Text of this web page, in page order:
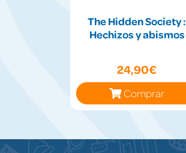
The Hidden Society :
Hechizos y abismos
24,90€
Comprar